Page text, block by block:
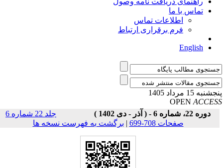
تماس با ما
اطلاعات تماس
فرم برقراری ارتباط
English
15 مرداد 1405
OPEN
دوره 22، شماره 6 - ( آذر - دی 1402 )
جلد 22 شماره 6
صفحات 708-699
|برگشت به فهرست نسخه ها